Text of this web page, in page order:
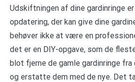
Udskiftningen af dine gardinringe
opdatering, der kan give dine
behøver ikke at være en
det er en DIY-opgave, som de
blot fjerne de gamle gardinringe
og erstatte dem med de nye. Det